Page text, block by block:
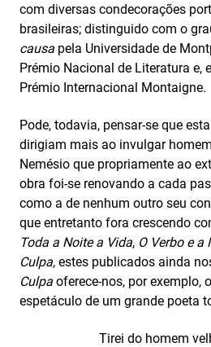
com diversas condecorações
brasileiras; distinguido com o
causa pela Universidade de
Prémio Nacional de Literatura e,
Prémio Internacional Montaigne.
Pode, todavia, pensar-se que
dirigiam mais ao invulgar
Nemésio que propriamente ao
obra foi-se renovando a cada
como a de nenhum outro seu
que entretanto fora crescendo
Toda a Noite a Vida, O Verbo e a
Culpa, estes publicados ainda
Culpa oferece-nos, por exemplo,
espetáculo de um grande poeta
Tirei do homem